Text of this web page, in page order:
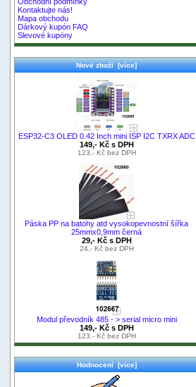
Kontaktujte nás!
Mapa obchodu
Dárkový kupón FAQ
Slevové kupóny
Nové zboží [více]
ESP32-C3 OLED 0.42 Inch mini ISP I2C TXRX ADC
149,- Kč s DPH
123,- Kč bez DPH
Páska PP na batohy atd vysokopevnostní šířka
25mmx0,9mm černá
29,- Kč s DPH
24,- Kč bez DPH
Modul převodník 485 - > serial micro mini
149,- Kč s DPH
123,- Kč bez DPH
Hodnocení [více]